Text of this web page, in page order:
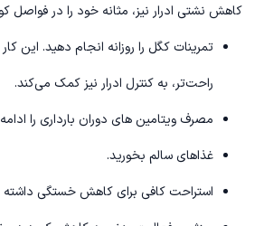
کاهش نشتی ادرار نیز، مثانه خود را در فواصل
تمرینات کگل را روزانه انجام دهید. این
راحت‌تر، به کنترل ادرار نیز کمک می‌کند.
مصرف ویتامین های دوران بارداری را
غذاهای سالم بخورید.
استراحت کافی برای کاهش خستگی داشته